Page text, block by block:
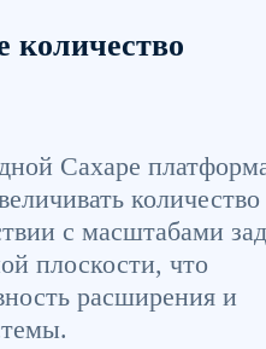
количество
Сахаре
количество
с масштабами
плоскости, что
расширения и